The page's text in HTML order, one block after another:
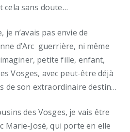
cela sans doute…
je n’avais pas envie de
d’Arc guerrière, ni même
petite fille, enfant,
Vosges, avec peut-être déjà
de son extraordinaire destin…
des Vosges, je vais être
Marie-José, qui porte en elle